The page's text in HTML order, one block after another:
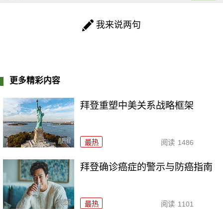
我来说两句
更多精彩内容
拜登重塑中美关系战略框架
最热 阅读 1486
拜登确诊癌症的警示与防癌指南
最热 阅读 1101